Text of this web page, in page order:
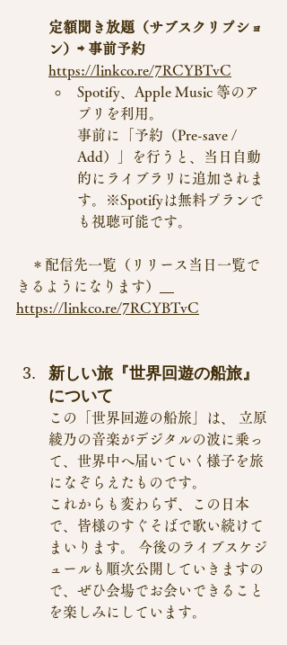
定額聞き放題（サブスクリプショ
ン）⇨ 事前予約
https://linkco.re/7RCYBTvC
Spotify、Apple Music 等のア
プリを利用。
事前に「予約（Pre-save /
Add）」を行うと、当日自動
的にライブラリに追加されま
す。※Spotifyは無料プランで
も視聴可能です。
＊配信先一覧（リリース当日一覧で
きるようになります）
https://linkco.re/7RCYBTvC
新しい旅『世界回遊の船旅』
について
この「世界回遊の船旅」は、 立原
綾乃の音楽がデジタルの波に乗っ
て、世界中へ届いていく様子を旅
になぞらえたものです。
これからも変わらず、この日本
で、皆様のすぐそばで歌い続けて
まいります。 今後のライブスケジ
ュールも順次公開していきますの
で、ぜひ会場でお会いできること
を楽しみにしています。